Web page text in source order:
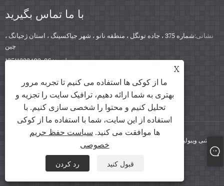
با ما تماس بگیرید
نشانی:
شماره 375 ، جاده تونگل ، منطقه نانو ، شهر جیاکسینگ ، استان ژجیانگ ،
چین
تلفن:+86-13511332403
پست الکترونیک: sales@qbfastener.cn
Sitemap RSS XML سیاست حفظ حریم خصوصی
X
ما از کوکی ها استفاده می کنیم تا تجربه مرور
بهتری به شما ارائه دهیم، ترافیک سایت را تجزیه و
تحلیل کنیم و محتوا را شخصی سازی کنیم. با
استفاده از این سایت، شما با استفاده ما از کوکی
ها موافقت می کنید. سیاست حفظ حریم
خصوصی
رد کردن قبول کنید